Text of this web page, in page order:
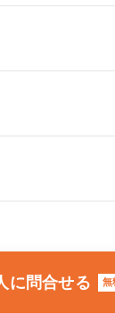
に問合せる 無